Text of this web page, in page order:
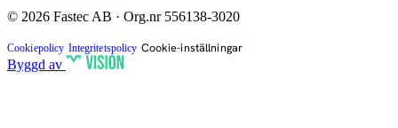
© 2026 Fastec AB · Org.nr 556138-3020
Cookiepolicy Integritetspolicy Cookie-inställningar
Byggd av